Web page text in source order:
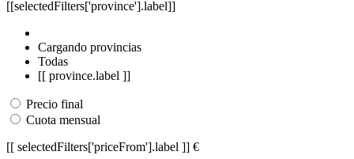
[[selectedFilters['province'].label]]
Cargando provincias
Todas
[[ province.label ]]
Precio final
Cuota mensual
[[ selectedFilters['priceFrom'].label ]] €